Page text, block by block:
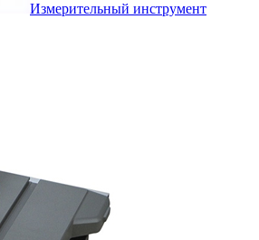
Измерительный инструмент